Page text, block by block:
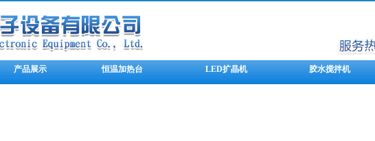
产品展示 恒温加热台 LED扩晶机 胶水搅拌机